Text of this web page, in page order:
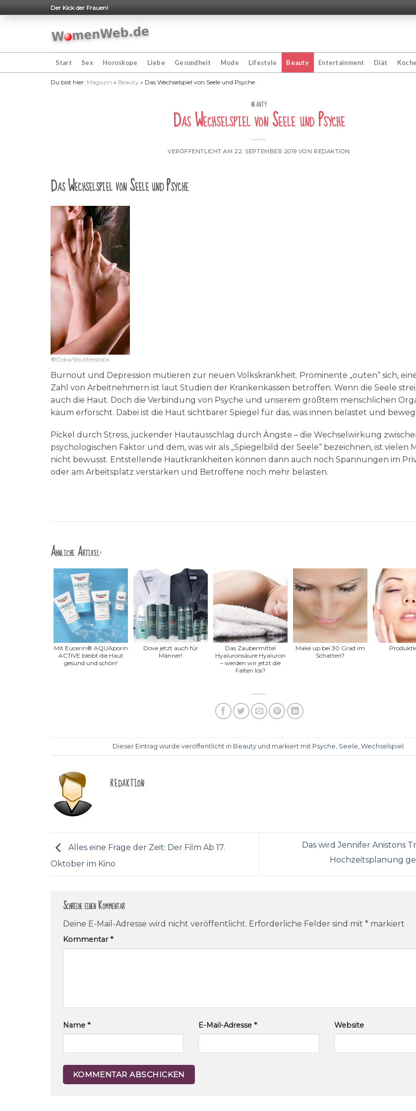
to
Der Kick der Frauen!
Start Sex Horoskope Liebe Gesundheit Mode Lifestyle Beauty Entertainment Diät
Du bist hier: Magazin » Beauty » Das Wechselspiel von Seele und Psyche
BEAUTY
Das Wechselspiel von Seele und Psyche
VERÖFFENTLICHT AM22. SEPTEMBER 2019 VON REDAKTION
Das Wechselspiel von Seele und Psyche
®Coka/Shutterstock
Burnout und Depression mutieren zur neuen Volkskrankheit. Prominente „outen“ sich,
Zahl von Arbeitnehmern ist laut Studien der Krankenkassen betroffen. Wenn die Seele
auch die Haut. Doch die Verbindung von Psyche und unserem größtem menschlichen
kaum erforscht. Dabei ist die Haut sichtbarer Spiegel für das, was innen belastet und
Pickel durch Stress, juckender Hautausschlag durch Ängste – die Wechselwirkung
psychologischen Faktor und dem, was wir als „Spiegelbild der Seele“ bezeichnen, ist vielen
nicht bewusst. Entstellende Hautkrankheiten können dann auch noch Spannungen im
oder am Arbeitsplatz verstärken und Betroffene noch mehr belasten.
Ähnliche Artikel:
Mit Eucerin® AQUAporin
ACTIVE bleibt die Haut
gesund und schön!
Dove jetzt auch für
Männer!
Das Zaubermittel
Hyaluronsäure Hyaluron
– werden wir jetzt die
Falten los?
Make up bei 30 Grad im
Schatten?
Dieser Eintrag wurde veröffentlicht in Beauty und markiert mit Psyche Seele Wechselspiel
REDAKTION
Alles eine Frage der Zeit: Der Film Ab 17.
Oktober im Kino
Das wird Jennifer Anistons
Hochzeitsplanung
Schreibe einen Kommentar
Deine E-Mail-Adresse wird nicht veröffentlicht. Erforderliche Felder sind mit * markiert
Kommentar*
Name * E-Mail-Adresse* Website